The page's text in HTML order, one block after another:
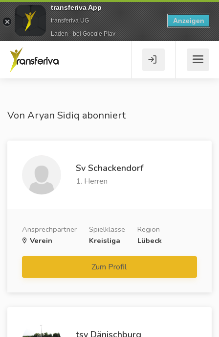
Von Aryan Sidiq abonniert
Sv Schackendorf
1. Herren
Ansprechpartner
Verein
Spielklasse
Kreisliga
Region
Lübeck
Zum Profil
tsv Dänischburg
transferiva App
transferiva UG
Laden - bei Google Play
Anzeigen